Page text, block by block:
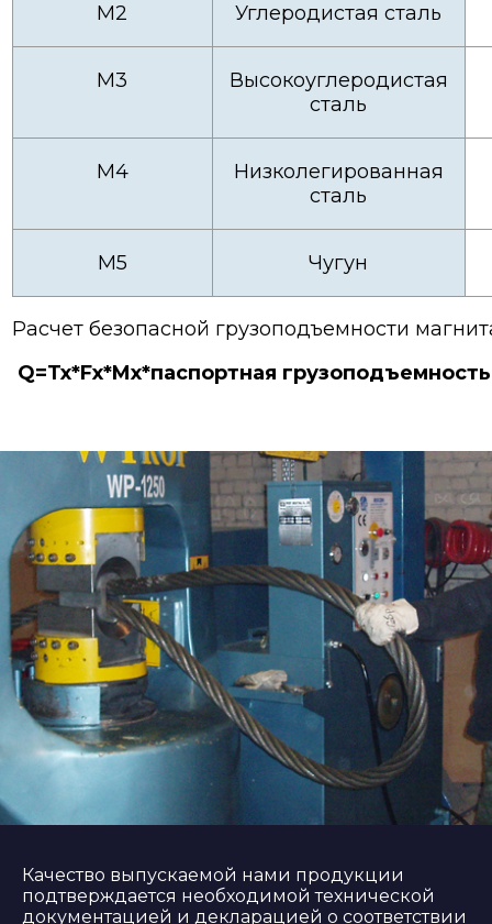
М2 Углеродистая сталь
М3
Высокоуглеродистая
сталь
М4
Низколегированная
сталь
М5 Чугун
Расчет безопасной грузоподъемности
Q=Tx*Fx*Mx*паспортная грузоподъемность
Качество выпускаемой нами продукции
подтверждается необходимой технической
документацией и декларацией о соответствии